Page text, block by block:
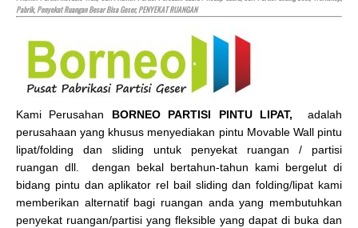
Pabrik, Penyekat Ruangan Besar Bisa Geser, PENYEKAT RUANGAN
Kami Perusahan BORNEO PARTISI PINTU LIPAT, adalah
perusahaan yang khusus menyediakan pintu Movable Wall pintu
lipat/folding dan sliding untuk penyekat ruangan / partisi
ruangan dll. dengan bekal bertahun-tahun kami bergelut di
bidang pintu dan aplikator rel bail sliding dan folding/lipat kami
memberikan alternatif bagi ruangan anda yang membutuhkan
penyekat ruangan/partisi yang fleksible yang dapat di buka dan